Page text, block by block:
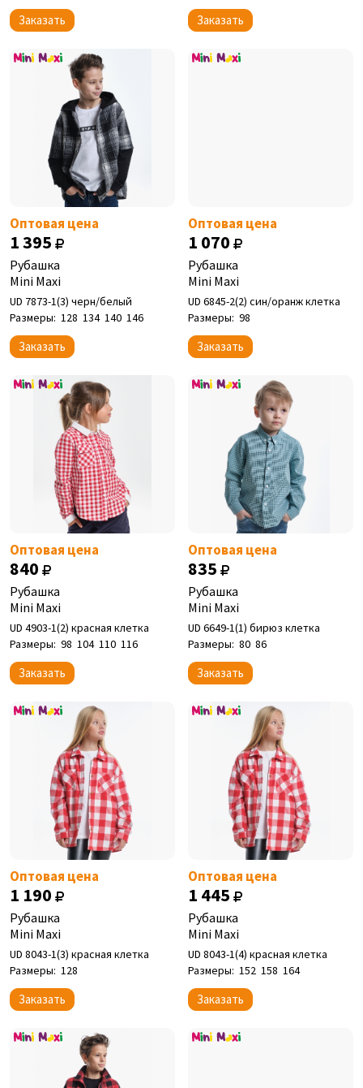
Заказать Заказать
Оптовая цена
1 395
Рубашка
Mini Maxi
UD 7873-1(3) черн/белый
Размеры: 128 134 140 146
Заказать
Оптовая цена
1 070
Рубашка
Mini Maxi
UD 6845-2(2) син/оранж клетка
Размеры: 98
Заказать
Оптовая цена
840
Рубашка
Mini Maxi
UD 4903-1(2) красная клетка
Размеры: 98 104 110 116
Заказать
Оптовая цена
835
Рубашка
Mini Maxi
UD 6649-1(1) бирюз клетка
Размеры: 80 86
Заказать
Оптовая цена
1 190
Рубашка
Mini Maxi
UD 8043-1(3) красная клетка
Размеры: 128
Заказать
Оптовая цена
1 445
Рубашка
Mini Maxi
UD 8043-1(4) красная клетка
Размеры: 152 158 164
Заказать